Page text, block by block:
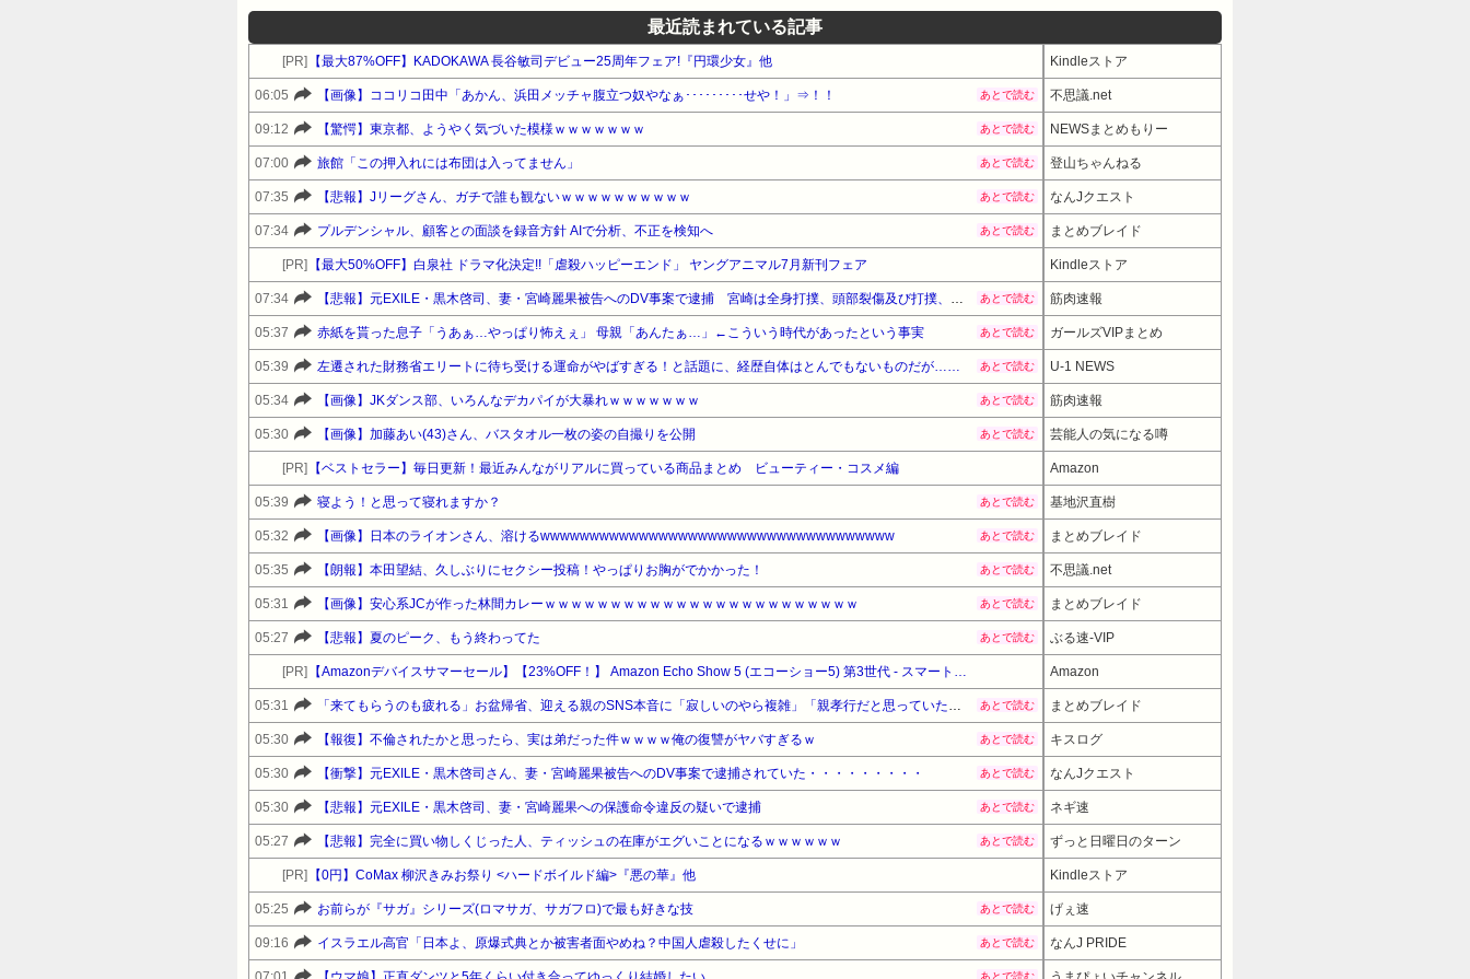
最近読まれている記事
[PR] 【最大87%OFF】KADOKAWA 長谷敏司デビュー25周年フェア!『円環少女』他 Kindleストア
06:05 【画像】ココリコ田中「あかん、浜田メッチャ腹立つ奴やなぁ･････････せや！」⇒！！ あとで読む 不思議.net
09:12 【驚愕】東京都、ようやく気づいた模様ｗｗｗｗｗｗｗ あとで読む NEWSまとめもりー
07:00 旅館「この押入れには布団は入ってません」 あとで読む 登山ちゃんねる
07:35 【悲報】Jリーグさん、ガチで誰も観ないｗｗｗｗｗｗｗｗｗｗ あとで読む なんJクエスト
07:34 プルデンシャル、顧客との面談を録音方針 AIで分析、不正を検知へ あとで読む まとめブレイド
[PR] 【最大50%OFF】白泉社 ドラマ化決定!!「虐殺ハッピーエンド」 ヤングアニマル7月新刊フェア Kindleストア
07:34 【悲報】元EXILE・黒木啓司、妻・宮崎麗果被告へのDV事案で逮捕 宮崎は全身打撲、頭部裂傷及び打撲、頸部損傷の怪我 あとで読む 筋肉速報
05:37 赤紙を貰った息子「うあぁ…やっぱり怖えぇ」 母親「あんたぁ…」←こういう時代があったという事実 あとで読む ガールズVIPまとめ
05:39 左遷された財務省エリートに待ち受ける運命がやばすぎる！と話題に、経歴自体はとんでもないものだが…… あとで読む U-1 NEWS
05:34 【画像】JKダンス部、いろんなデカパイが大暴れｗｗｗｗｗｗｗ あとで読む 筋肉速報
05:30 【画像】加藤あい(43)さん、バスタオル一枚の姿の自撮りを公開 あとで読む 芸能人の気になる噂
[PR] 【ベストセラー】毎日更新！最近みんながリアルに買っている商品まとめ ビューティー・コスメ編 Amazon
05:39 寝よう！と思って寝れますか？ あとで読む 基地沢直樹
05:32 【画像】日本のライオンさん、溶けるwwwwwwwwwwwwwwwwwwwwwwwwwwwwwwwwwwww あとで読む まとめブレイド
05:35 【朗報】本田望結、久しぶりにセクシー投稿！やっぱりお胸がでかかった！ あとで読む 不思議.net
05:31 【画像】安心系JCが作った林間カレーｗｗｗｗｗｗｗｗｗｗｗｗｗｗｗｗｗｗｗｗｗｗｗｗ あとで読む まとめブレイド
05:27 【悲報】夏のピーク、もう終わってた あとで読む ぶる速-VIP
[PR] 【Amazonデバイスサマーセール】【23%OFF！】 Amazon Echo Show 5 (エコーショー5) 第3世代 - スマートディスプレイ with Alexa、2メガピクセルカメラ付き、チャコール Amazon
05:31 「来てもらうのも疲れる」お盆帰省、迎える親のSNS本音に「寂しいのやら複雑」「親孝行だと思っていたのに」 あとで読む まとめブレイド
05:30 【報復】不倫されたかと思ったら、実は弟だった件ｗｗｗｗ俺の復讐がヤバすぎるｗ あとで読む キスログ
05:30 【衝撃】元EXILE・黒木啓司さん、妻・宮崎麗果被告へのDV事案で逮捕されていた・・・・・・・・・ あとで読む なんJクエスト
05:30 【悲報】元EXILE・黒木啓司、妻・宮崎麗果への保護命令違反の疑いで逮捕 あとで読む ネギ速
05:27 【悲報】完全に買い物しくじった人、ティッシュの在庫がエグいことになるｗｗｗｗｗｗ あとで読む ずっと日曜日のターン
[PR] 【0円】CoMax 柳沢きみお祭り <ハードボイルド編>『悪の華』他 Kindleストア
05:25 お前らが『サガ』シリーズ(ロマサガ、サガフロ)で最も好きな技 あとで読む げぇ速
09:16 イスラエル高官「日本よ、原爆式典とか被害者面やめね？中国人虐殺したくせに」 あとで読む なんJ PRIDE
あとで読む